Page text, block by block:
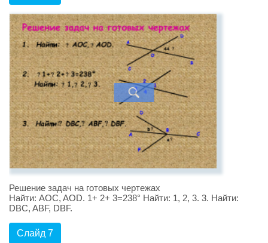
Решение задач на готовых чертежах
Найти: AOC, AOD. 1+ 2+ 3=238° Найти: 1, 2, 3. 3. Найти:
DBC, ABF, DBF.
Слайд 7